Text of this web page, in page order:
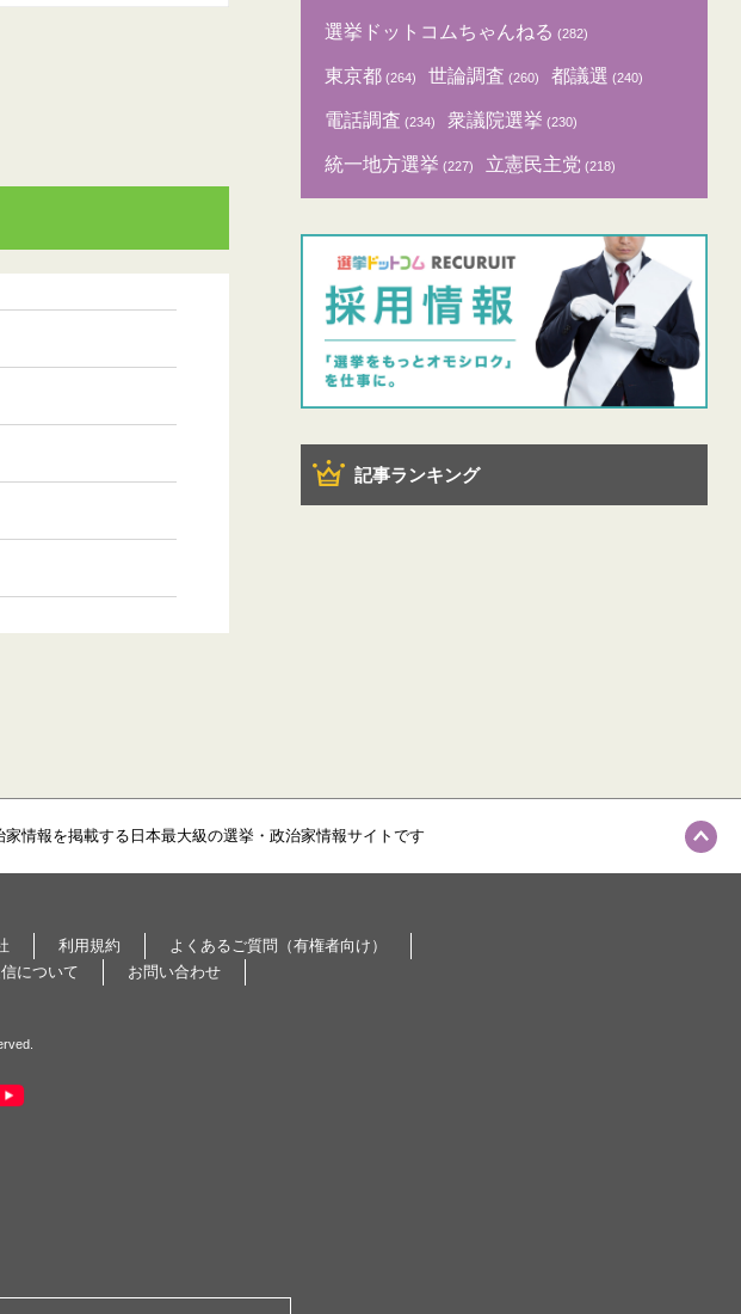
選挙ドットコムちゃんねる (282)
東京都 (264) 世論調査 (260) 都議選 (240)
電話調査 (234) 衆議院選挙 (230)
統一地方選挙 (227) 立憲民主党 (218)
記事ランキング
情報を掲載する日本最大級の選挙・政治家情報サイトです
利用規約
よくあるご質問（有権者向け）
について お問い合わせ